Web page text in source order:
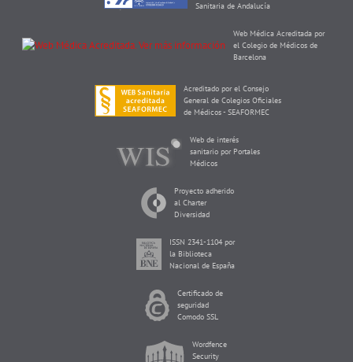
Sanitaria de Andalucía
Web Médica Acreditada por
el Colegio de Médicos de
Barcelona
Acreditado por el Consejo
General de Colegios Oficiales
de Médicos - SEAFORMEC
Web de interés
sanitario por Portales
Médicos
Proyecto adherido
al Charter
Diversidad
ISSN 2341-1104 por
la Biblioteca
Nacional de España
Certificado de
seguridad
Comodo SSL
Wordfence
Security